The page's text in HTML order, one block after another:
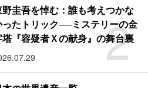
2
野圭吾を悼む：誰も考えつかな
ったトリック──ミステリーの金
塔『容疑者Ｘの献身』の舞台裏